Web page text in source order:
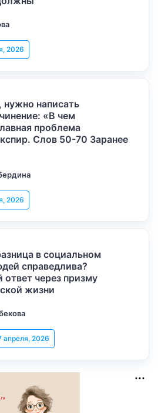
2026
нужно написать
«В чем
проблема
Слов 50-70 Заранее
2026
в социальном
справедлива?
ответ через призму
жизни
апреля, 2026